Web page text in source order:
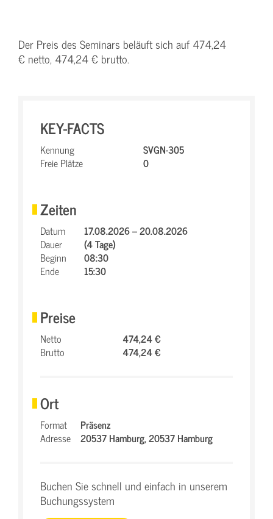
Der Preis des Seminars beläuft sich auf 474,24
€ netto, 474,24 € brutto.
KEY-FACTS
Kennung
SVGN-305
Freie Plätze
0
Zeiten
Datum
17.08.2026 – 20.08.2026
Dauer
(4 Tage)
Beginn
08:30
Ende
15:30
Preise
Netto
474,24 €
Brutto
474,24 €
Ort
Format
Präsenz
Adresse
20537 Hamburg,20537 Hamburg
Buchen Sie schnell und einfach in unserem
Buchungssystem